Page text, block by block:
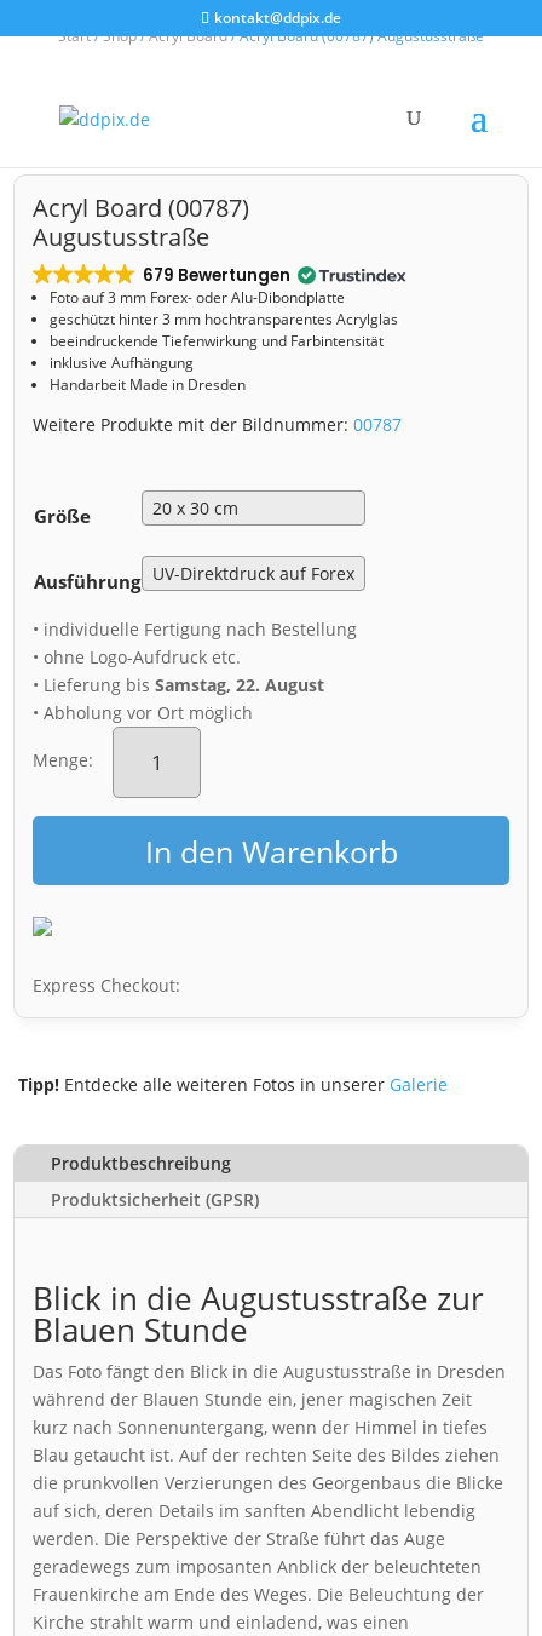
kontakt@ddpix.de
Start/Shop/Acryl Board/ Acryl Board (00787) Augustusstraße
Acryl Board (00787)
Augustusstraße
679 Bewertungen
Foto auf 3 mm Forex- oder Alu-Dibondplatte
geschützt hinter 3 mm hochtransparentes Acrylglas
beeindruckende Tiefenwirkung und Farbintensität
inklusive Aufhängung
Handarbeit Made in Dresden
Weitere Produkte mit der Bildnummer:00787
Größe
Ausführung
• individuelle Fertigung nach Bestellung
• ohne Logo-Aufdruck etc.
• Lieferung bisSamstag, 22. August
• Abholung vor Ort möglich
Menge:
Acryl
Board
Augustusstraße
Menge
In den Warenkorb
Express Checkout:
Tipp! Entdecke alle weiteren Fotos in unserer Galerie
Produktbeschreibung
Produktsicherheit (GPSR)
Blick in die Augustusstraße zur
Blauen Stunde
Das Foto fängt den Blick in die Augustusstraße in Dresden
während der Blauen Stunde ein, jener magischen Zeit
kurz nach Sonnenuntergang, wenn der Himmel in tiefes
Blau getaucht ist. Auf der rechten Seite des Bildes ziehen
die prunkvollen Verzierungen des Georgenbaus die Blicke
auf sich, deren Details im sanften Abendlicht lebendig
werden. Die Perspektive der Straße führt das Auge
geradewegs zum imposanten Anblick der beleuchteten
Frauenkirche am Ende des Weges. Die Beleuchtung der
Kirche strahlt warm und einladend, was einen